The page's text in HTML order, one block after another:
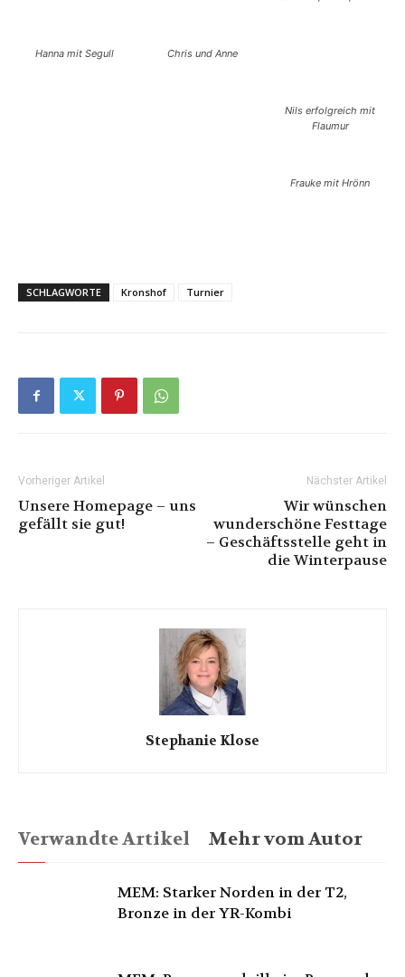
Hanna mit Segull Chris und Anne
Nils erfolgreich mit
Flaumur
Frauke mit Hrönn
SCHLAGWORTE Kronshof Turnier
Vorheriger Artikel
Unsere Homepage – uns
gefällt sie gut!
Nächster Artikel
Wir wünschen
wunderschöne Festtage
– Geschäftsstelle geht in
die Winterpause
Stephanie Klose
Verwandte Artikel Mehr vom Autor
MEM: Starker Norden in der T2,
Bronze in der YR-Kombi